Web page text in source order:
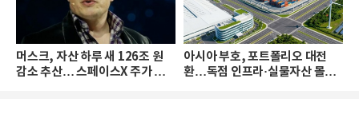
머스크, 자산 하루 새 126조 원
감소 추산… 스페이스X 주가 하
아시아 부호, 포트폴리오 대전
환…독점 인프라·실물자산 몰린